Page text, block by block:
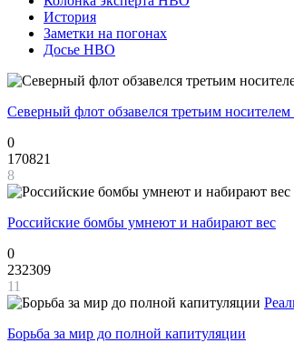
История
Заметки на погонах
Досье НВО
Северный флот обзавелся третьим
0
170821
8
Российские бомбы умнеют и набирают вес
0
232309
11
Борьба за мир до полной капитуляции